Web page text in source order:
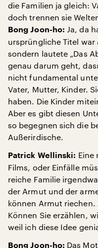
die Familien ja gleich:
doch trennen sie
Bong Joon-ho: Ja, da
ursprüngliche Titel war
sondern lautete „Das
genau darum geht,
nicht fundamental
Vater, Mutter, Kinder.
haben. Die Kinder
Aber es gibt diesen
so begegnen sich die
Außerirdische.
Patrick Wellinski: Eine
Films, oder Einfälle
reiche Familie
der Armut und der
können Armut
Können Sie erzählen,
weil ich diese Idee
Bong Joon-ho: Das